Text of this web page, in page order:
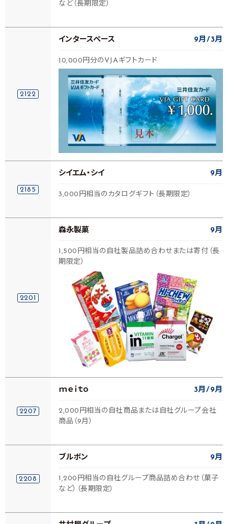
など（長期限定）
2122
インタースペース 9月 3月
10,000円分のVJAギフトカード
2185
シイエム・シイ 9月
3,000円相当のカタログギフト（長期限定）
2201
森永製菓 9月
1,500円相当の自社製品詰め合わせまたは寄付（長
期限定）
2207
ｍｅｉｔｏ 3月 9月
2,000円相当の自社商品または自社グループ会社
商品（9月）
2208
ブルボン 9月
1,200円相当の自社グループ商品詰め合わせ（菓子
など）（長期限定）